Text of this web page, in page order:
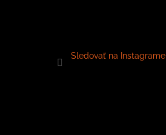
Sledovať na Instagrame